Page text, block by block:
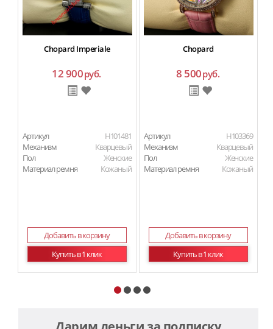
Chopard Imperiale
12 900руб.
Артикул
H101481
Механизм
Кварцевый
Пол
Женские
Материал ремня
Кожаный
Добавить в корзину
Купить в 1 клик
Chopard
8 500руб.
Артикул
H103369
Механизм
Кварцевый
Пол
Женские
Материал ремня
Кожаный
Добавить в корзину
Купить в 1 клик